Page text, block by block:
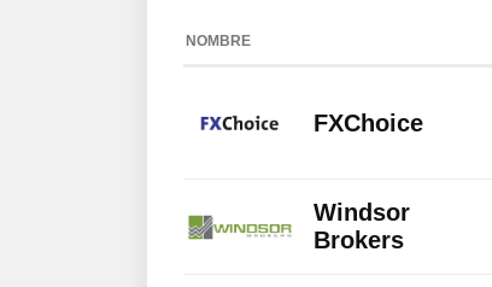
NOMBRE
FXChoice
Windsor
Brokers